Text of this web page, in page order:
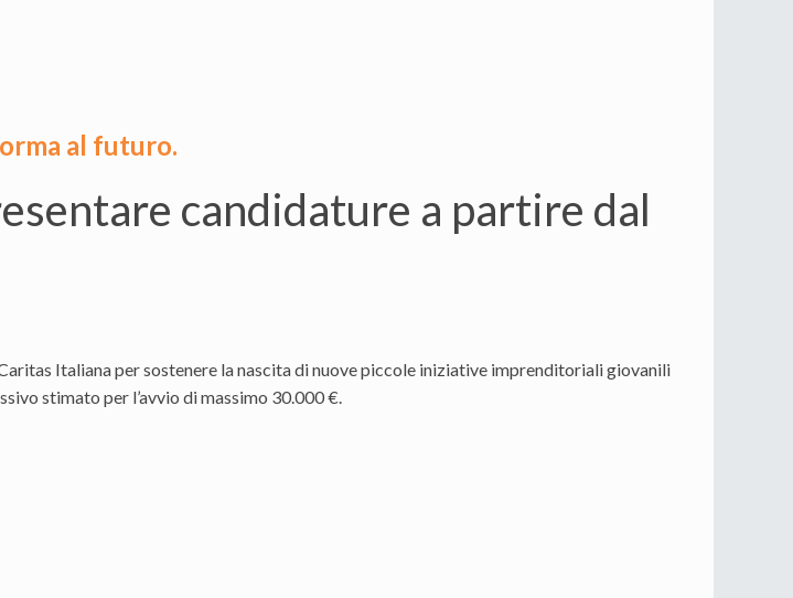
al futuro.
candidature a partire dal
Italiana per sostenere la nascita di nuove piccole iniziative imprenditoriali giovanili
stimato per l’avvio di massimo 30.000 €.